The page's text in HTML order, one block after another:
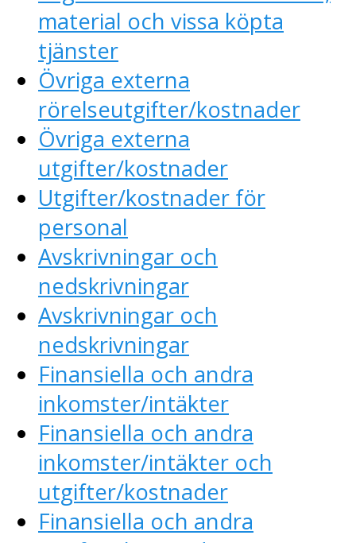
material och vissa köpta
tjänster
Övriga externa
rörelseutgifter/kostnader
Övriga externa
utgifter/kostnader
Utgifter/kostnader för
personal
Avskrivningar och
nedskrivningar
Avskrivningar och
nedskrivningar
Finansiella och andra
inkomster/intäkter
Finansiella och andra
inkomster/intäkter och
utgifter/kostnader
Finansiella och andra